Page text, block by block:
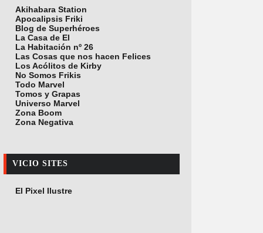
Akihabara Station
Apocalipsis Friki
Blog de Superhéroes
La Casa de El
La Habitación nº 26
Las Cosas que nos hacen Felices
Los Acólitos de Kirby
No Somos Frikis
Todo Marvel
Tomos y Grapas
Universo Marvel
Zona Boom
Zona Negativa
VICIO SITES
El Pixel Ilustre